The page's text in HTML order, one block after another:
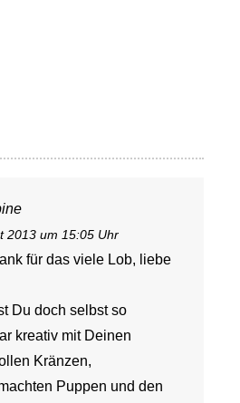
2013 um 15:05 Uhr
für das viele Lob, liebe
Du doch selbst so
kreativ mit Deinen
Kränzen,
Puppen und den